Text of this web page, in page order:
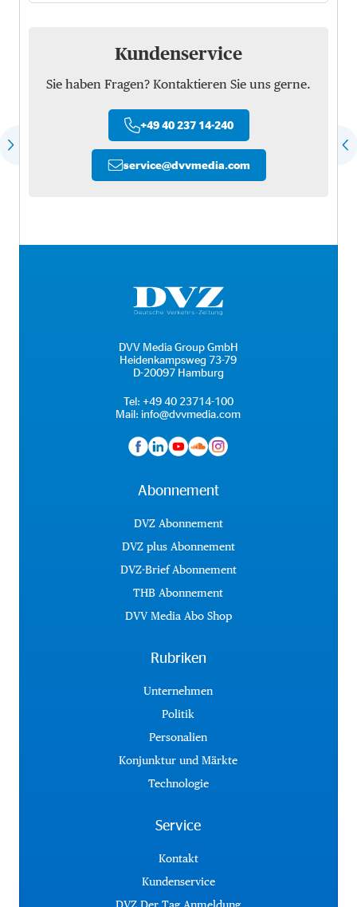
Kundenservice
Sie haben Fragen? Kontaktieren Sie uns gerne.
+49 40 237 14-240
service@dvvmedia.com
DVV Media Group GmbH
Heidenkampsweg 73-79
D-20097 Hamburg
Tel: +49 40 23714-100
Mail: info@dvvmedia.com
Abonnement
DVZ Abonnement
DVZ plus Abonnement
DVZ-Brief Abonnement
THB Abonnement
DVV Media Abo Shop
Rubriken
Unternehmen
Politik
Personalien
Konjunktur und Märkte
Technologie
Service
Kontakt
Kundenservice